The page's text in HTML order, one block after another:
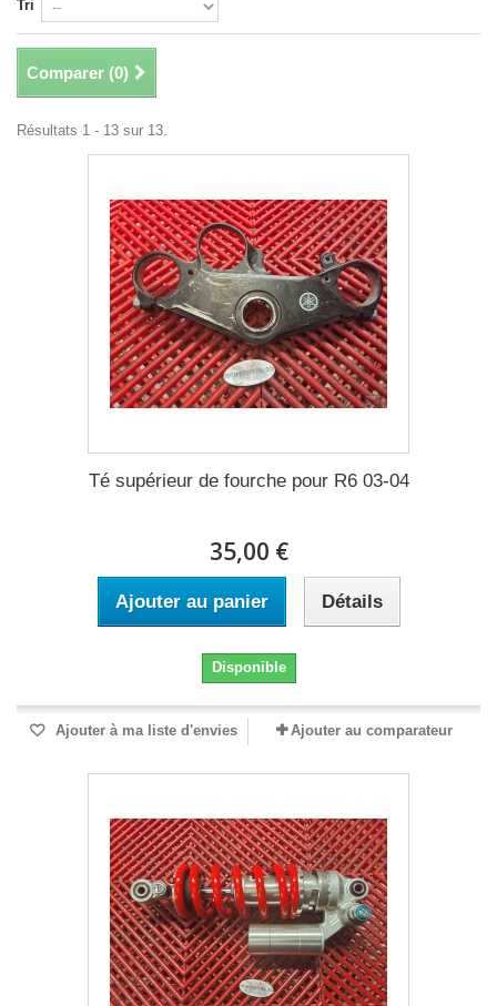
Tri
Comparer (0)
Résultats 1 - 13 sur 13.
Té supérieur de fourche pour R6 03-04
35,00 €
Ajouter au panier Détails
Disponible
Ajouter à ma liste d'envies Ajouter au comparateur